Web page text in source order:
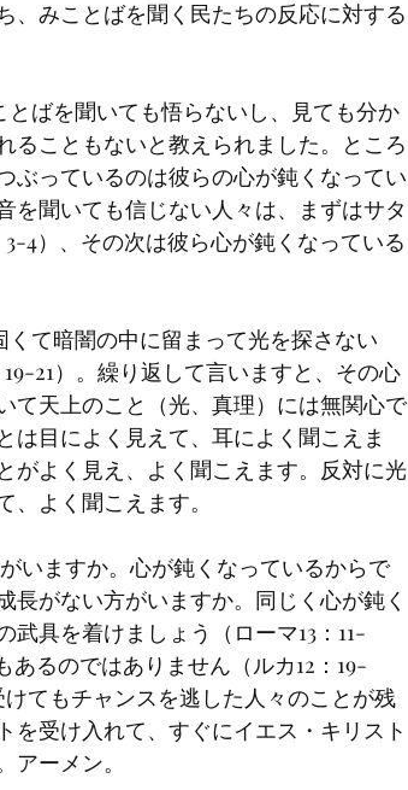
、みことばを聞く民たちの反応に対する
ることもないと教えられました。ところ
ぶっているのは彼らの心が鈍くなってい
を聞いても信じない人々は、まずはサタ
4）、その次は彼ら心が鈍くなっている
21）。繰り返して言いますと、その心
て天上のこと（光、真理）には無関心で
は目によく見えて、耳によく聞こえま
がよく見え、よく聞こえます。反対に光
よく聞こえます。
がない方がいますか。同じく心が鈍く
具を着けましょう（ローマ13：11-
るのではありません（ルカ12：19-
てもチャンスを逃した人々のことが残
受け入れて、すぐにイエス・キリスト
ーメン。